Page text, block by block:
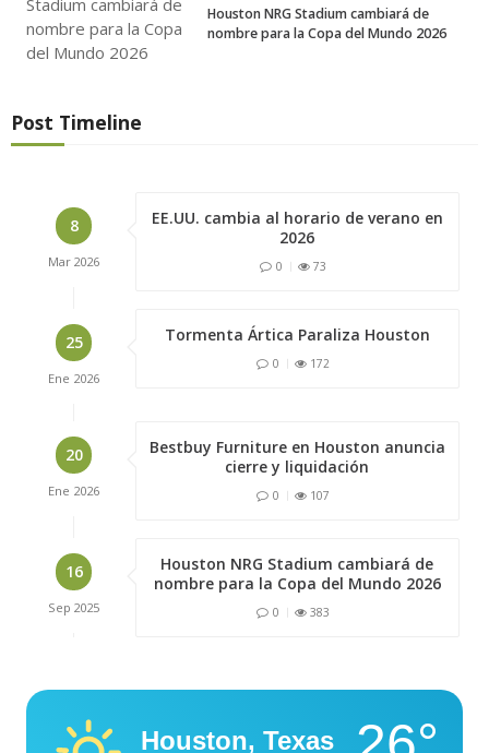
Houston NRG Stadium cambiará de
nombre para la Copa del Mundo 2026
Post Timeline
8
Mar 2026
EE.UU. cambia al horario de verano en
2026
0 73
25
Ene 2026
Tormenta Ártica Paraliza Houston
0 172
20
Ene 2026
Bestbuy Furniture en Houston anuncia
cierre y liquidación
0 107
16
Sep 2025
Houston NRG Stadium cambiará de
nombre para la Copa del Mundo 2026
0 383
Houston, Texas